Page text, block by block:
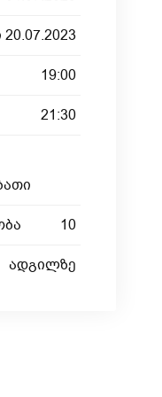
20.07.2023
19:00
21:30
10
ადგილზე